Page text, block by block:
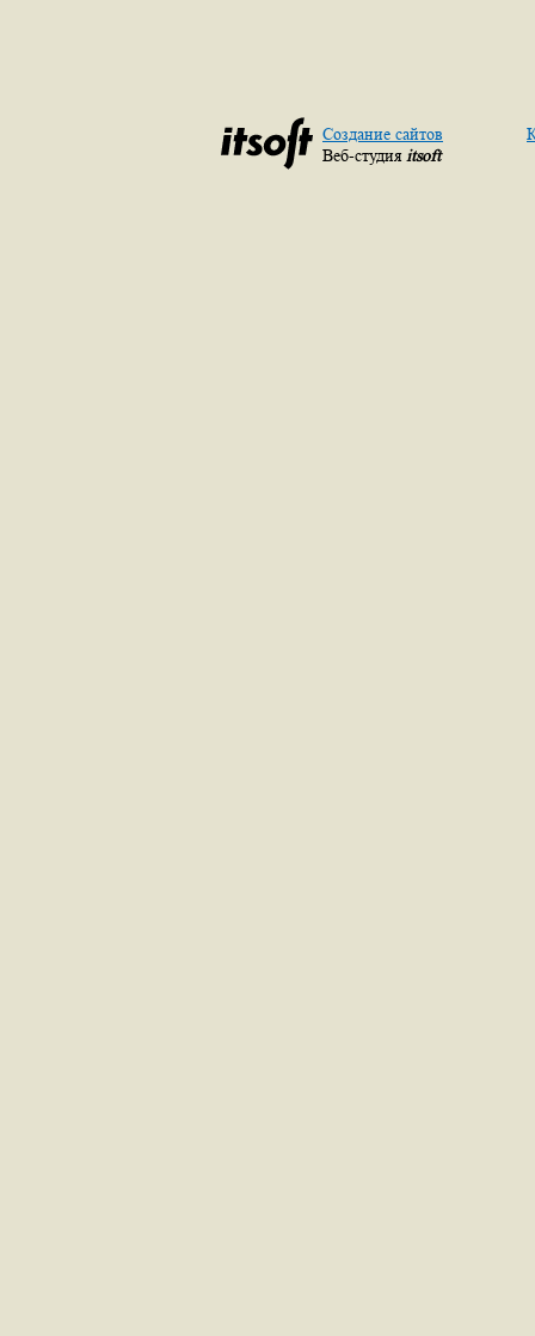
Создание сайтов
Веб-студия itsoft